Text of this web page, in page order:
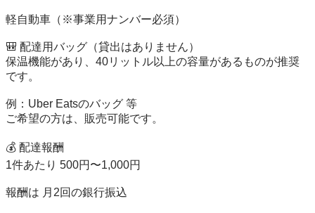
軽自動車（※事業用ナンバー必須）
🎒 配達用バッグ（貸出はありません）
保温機能があり、40リットル以上の容量があるものが推奨
です。
例：Uber Eatsのバッグ 等
ご希望の方は、販売可能です。
💰 配達報酬
1件あたり 500円〜1,000円
報酬は 月2回の銀行振込